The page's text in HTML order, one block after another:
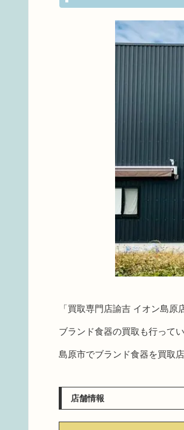
「買取専門店諭吉 イオン島原
ブランド食器の買取も行ってい
島原市でブランド食器を買取
店舗情報